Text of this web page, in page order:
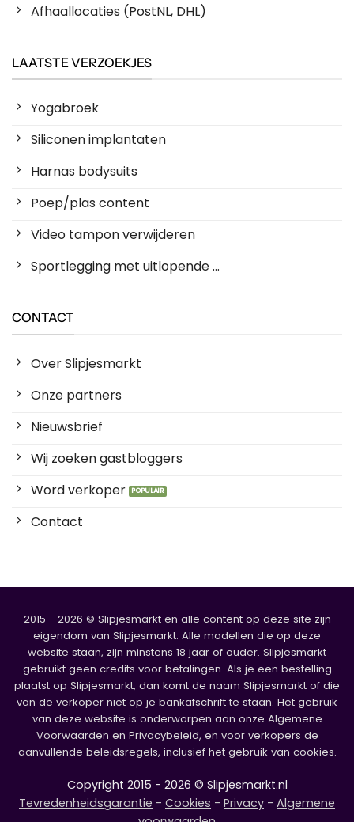
Afhaallocaties (PostNL, DHL)
LAATSTE VERZOEKJES
Yogabroek
Siliconen implantaten
Harnas bodysuits
Poep/plas content
Video tampon verwijderen
Sportlegging met uitlopende ...
CONTACT
Over Slipjesmarkt
Onze partners
Nieuwsbrief
Wij zoeken gastbloggers
Word verkoper
Contact
2015 - 2026 © Slipjesmarkt en alle content op deze site zijn
eigendom van Slipjesmarkt. Alle modellen die op deze
website staan, zijn minstens 18 jaar of ouder. Slipjesmarkt
gebruikt geen credits voor betalingen. Als je een bestelling
plaatst op Slipjesmarkt, dan komt de naam Slipjesmarkt of die
van de verkoper niet op je bankafschrift te staan. Het gebruik
van deze website is onderworpen aan onze Algemene
Voorwaarden en Privacybeleid, en voor verkopers de
aanvullende beleidsregels, inclusief het gebruik van cookies.
Copyright 2015 - 2026 © Slipjesmarkt.nl
Tevredenheidsgarantie - Cookies - Privacy - Algemene